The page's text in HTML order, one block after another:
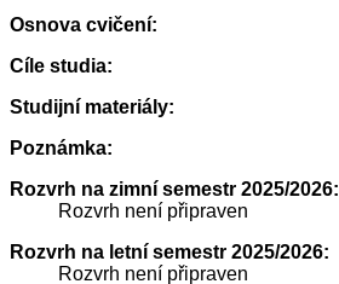
Osnova cvičení:
Cíle studia:
Studijní materiály:
Poznámka:
Rozvrh na zimní semestr 2025/2026:
Rozvrh není připraven
Rozvrh na letní semestr 2025/2026:
Rozvrh není připraven